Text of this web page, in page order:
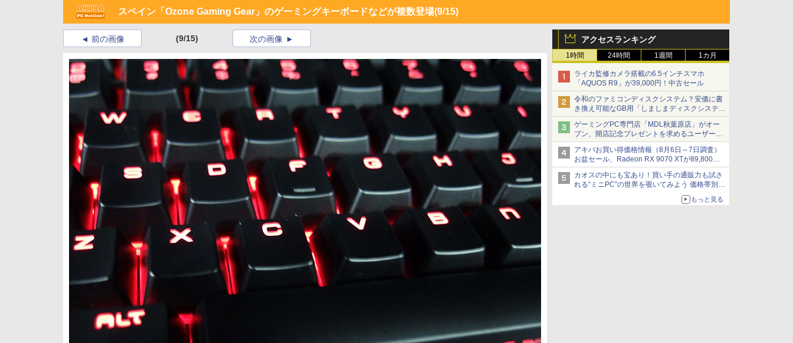
スペイン「Ozone Gaming Gear」のゲーミングキーボードなどが複数登場(9/15)
アクセスランキング
1時間 24時間 1週間 1カ月
ライカ監修カメラ搭載の6.5インチスマホ
「AQUOS R9」が39,000円！中古セール
令和のファミコンディスクシステム？安価に書
き換え可能なGB用「しましまディスクシステ
ム」
ゲーミングPC専門店「MDL秋葉原店」がオー
プン、開店記念プレゼントを求めるユーザーが
押し寄せ長蛇の列に
アキバお買い得価格情報（8月6日～7日調査）
お盆セール、Radeon RX 9070 XTが89,800
円、水平周波数24.8kHz対応の17型モニターが
9,801円、暑さ指数連動セール ほか
カオスの中にも宝あり！買い手の通販力も試さ
れる“ミニPC”の世界を覗いてみよう 価格帯別に
仕様や特徴を整理、11製品をピックアップ text
もっと見る
前の画像 (9/15) 次の画像